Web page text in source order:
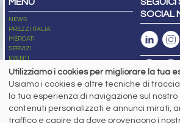
NEWS
PREZZI ITALIA
MERCATI
SERVIZI
EVENTI
ABBONAMENTI
NEWSLETTER
SOCIAL
Capitale Sociale: 190.000€ interamente versato
Registro delle Imprese di Brescia
Codice Fiscale e Partita I.V.A.:IT03562320170
Utilizziamo i cookies per migliorare la tua
Usiamo i cookies e altre tecniche di
la tua esperienza di navigazione sul
contenuti personalizzati e annunci mirati,
traffico e capire da dove provengono i